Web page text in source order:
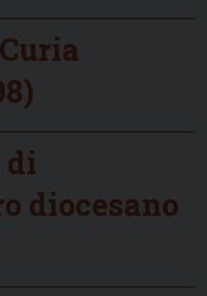
di
diocesano